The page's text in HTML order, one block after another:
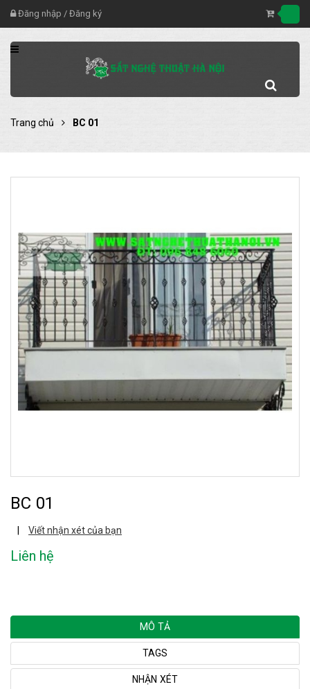
Đăng nhập / Đăng ký
Trang chủ BC 01
BC 01
Viết nhận xét của bạn
Liên hệ
MÔ TẢ
TAGS
NHẬN XÉT